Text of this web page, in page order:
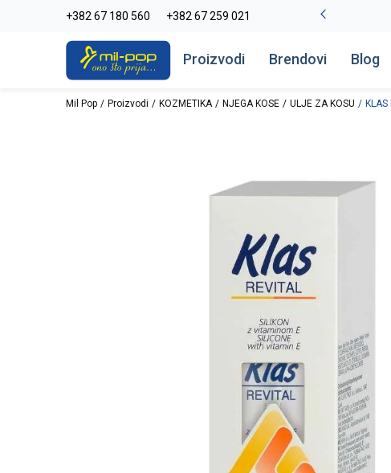
+382 67 180 560 +382 67 259 021
-20% na kompletan asortiman Pogledaj više
Proizvodi Brendovi Blog
Mil Pop Proizvodi KOZMETIKA NJEGA KOSE ULJE ZA KOSU